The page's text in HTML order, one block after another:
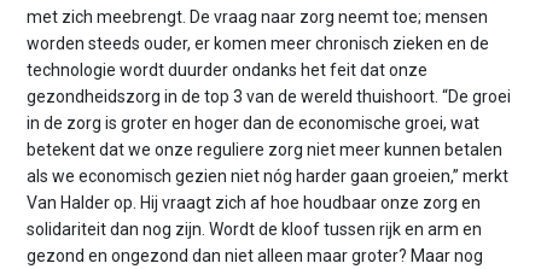
met zich meebrengt. De vraag naar zorg neemt toe; mensen
worden steeds ouder, er komen meer chronisch zieken en de
technologie wordt duurder ondanks het feit dat onze
gezondheidszorg in de top 3 van de wereld thuishoort. “De groei
in de zorg is groter en hoger dan de economische groei, wat
betekent dat we onze reguliere zorg niet meer kunnen betalen
als we economisch gezien niet nóg harder gaan groeien,’’ merkt
Van Halder op. Hij vraagt zich af hoe houdbaar onze zorg en
solidariteit dan nog zijn. Wordt de kloof tussen rijk en arm en
gezond en ongezond dan niet alleen maar groter? Maar nog